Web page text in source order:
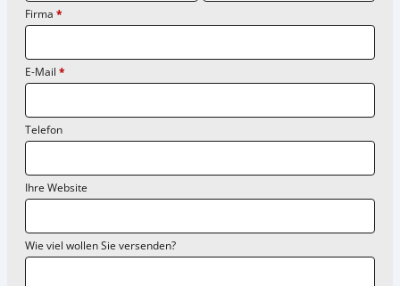
Firma *
E-Mail *
Telefon
Ihre Website
Wie viel wollen Sie versenden?